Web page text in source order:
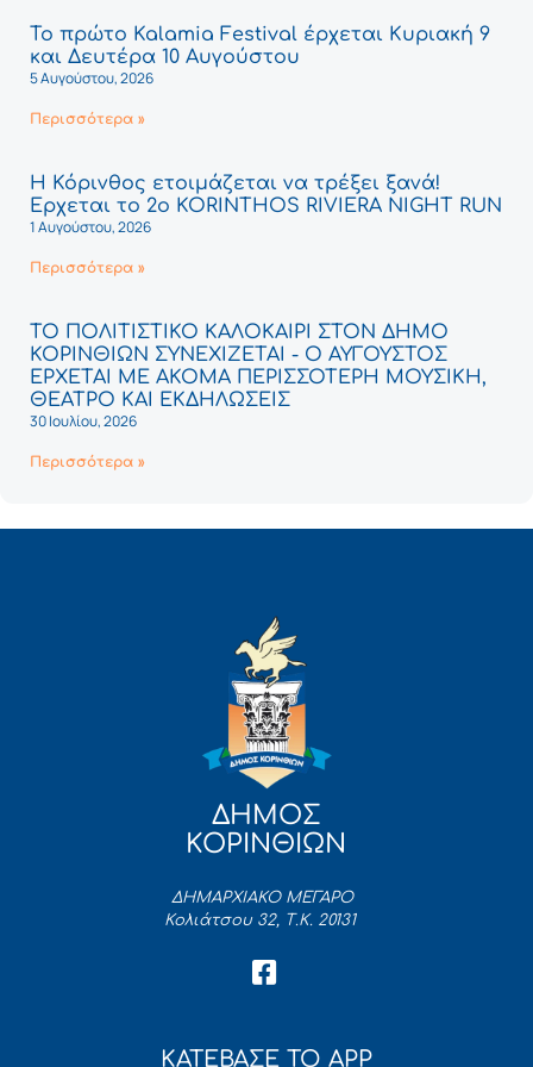
Το πρώτο Kalamia Festival έρχεται Κυριακή 9
και Δευτέρα 10 Αυγούστου
5 Αυγούστου, 2026
Περισσότερα »
Η Κόρινθος ετοιμάζεται να τρέξει ξανά!
Έρχεται το 2ο KORINTHOS RIVIERA NIGHT RUN
1 Αυγούστου, 2026
Περισσότερα »
ΤΟ ΠΟΛΙΤΙΣΤΙΚΟ ΚΑΛΟΚΑΙΡΙ ΣΤΟΝ ΔΗΜΟ
ΚΟΡΙΝΘΙΩΝ ΣΥΝΕΧΙΖΕΤΑΙ - Ο ΑΥΓΟΥΣΤΟΣ
ΕΡΧΕΤΑΙ ΜΕ ΑΚΟΜΑ ΠΕΡΙΣΣΟΤΕΡΗ ΜΟΥΣΙΚΗ,
ΘΕΑΤΡΟ ΚΑΙ ΕΚΔΗΛΩΣΕΙΣ
30 Ιουλίου, 2026
Περισσότερα »
ΔΗΜΟΣ
ΚΟΡΙΝΘΙΩΝ
ΔΗΜΑΡΧΙΑΚΟ ΜΕΓΑΡΟ
Κολιάτσου 32, Τ.Κ. 20131
ΚΑΤΕΒΑΣΕ ΤΟ APP